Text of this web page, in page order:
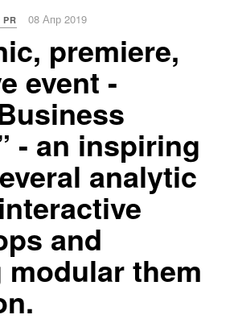
08 Апр 2019
premiere,
event -
- an inspiring
analytic
and
them